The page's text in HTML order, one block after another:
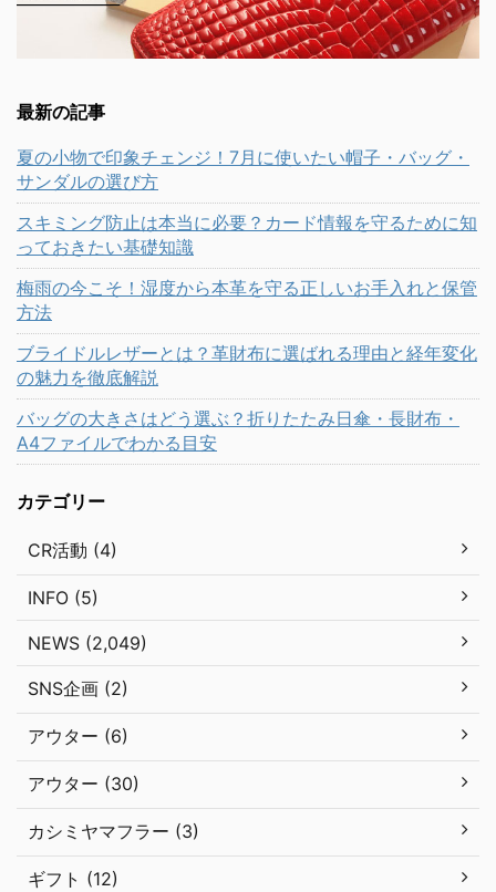
最新の記事
夏の小物で印象チェンジ！7月に使いたい帽子・バッグ・
サンダルの選び方
スキミング防止は本当に必要？カード情報を守るために知
っておきたい基礎知識
梅雨の今こそ！湿度から本革を守る正しいお手入れと保管
方法
ブライドルレザーとは？革財布に選ばれる理由と経年変化
の魅力を徹底解説
バッグの大きさはどう選ぶ？折りたたみ日傘・長財布・
A4ファイルでわかる目安
カテゴリー
CR活動 (4)
INFO (5)
NEWS (2,049)
SNS企画 (2)
アウター (6)
アウター (30)
カシミヤマフラー (3)
ギフト (12)